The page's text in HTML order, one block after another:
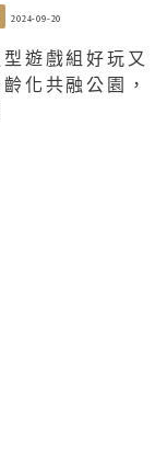
2024-09-20
遊戲組好玩又
化共融公園，